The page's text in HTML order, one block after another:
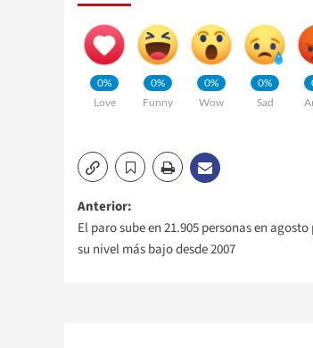
0%
Love
0%
Funny
0%
Wow
0%
Sad
Navegación
de
Anterior:
El paro sube en 21.905 personas en
su nivel más bajo desde 2007